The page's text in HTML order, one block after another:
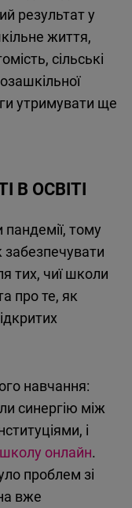
результат у
життя,
сільські
утримувати ще
В ОСВІТІ
тому
забезпечувати
тих, чиї школи
про те, як
навчання:
синергію між
і
онлайн.
проблем зі
вже